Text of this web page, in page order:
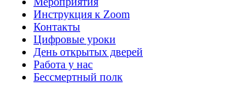
Инструкция к Zoom
Контакты
Цифровые уроки
День открытых дверей
Работа у нас
Бессмертный полк